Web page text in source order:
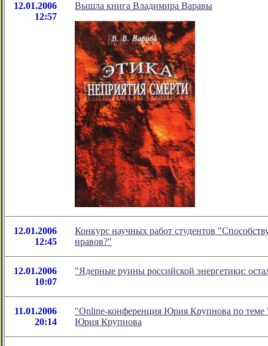
12.01.2006
12:57
Вышла книга Владимира Варавы
12.01.2006
12:45
Конкурс научных работ студентов
нравов?"
12.01.2006
10:07
"Ядерные руины российской энергетики:
11.01.2006
20:14
"Оnline-конференция Юрия Крупнова по теме
Юрия Крупнова